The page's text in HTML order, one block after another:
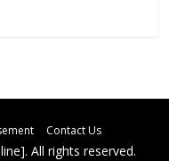
Contact Us
All rights reserved.